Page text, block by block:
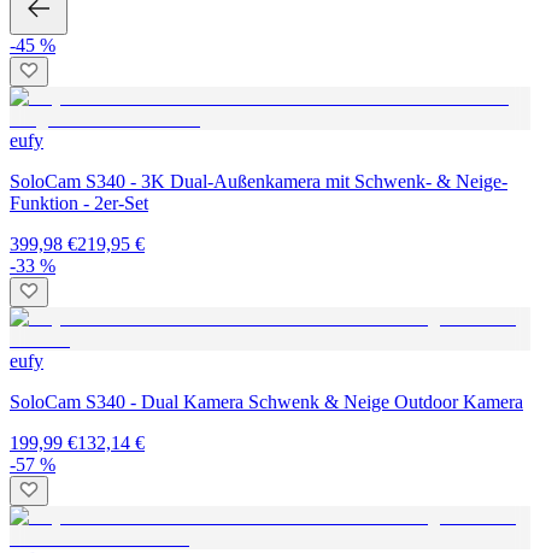
-45 %
eufy
SoloCam S340 - 3K Dual-Außenkamera mit Schwenk- & Neige-
Funktion - 2er-Set
399,98 €219,95 €
-33 %
eufy
SoloCam S340 - Dual Kamera Schwenk & Neige Outdoor Kamera
199,99 €132,14 €
-57 %